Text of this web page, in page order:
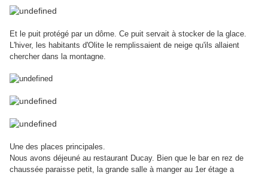
Et le puit protégé par un dôme. Ce puit servait à stocker de la glace.
L'hiver, les habitants d'Olite le remplissaient de neige qu'ils allaient
chercher dans la montagne.
Une des places principales.
Nous avons déjeuné au restaurant Ducay. Bien que le bar en rez de
chaussée paraisse petit, la grande salle à manger au 1er étage a